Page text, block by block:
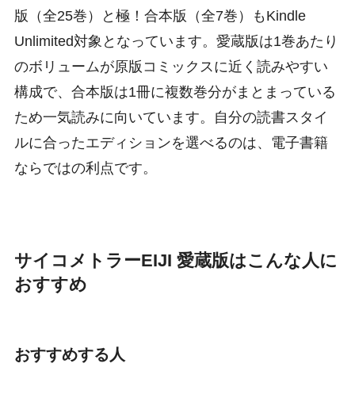
版（全25巻）と極！合本版（全7巻）もKindle
Unlimited対象となっています。愛蔵版は1巻あたり
のボリュームが原版コミックスに近く読みやすい
構成で、合本版は1冊に複数巻分がまとまっている
ため一気読みに向いています。自分の読書スタイ
ルに合ったエディションを選べるのは、電子書籍
ならではの利点です。
サイコメトラーEIJI 愛蔵版はこんな人に
おすすめ
おすすめする人